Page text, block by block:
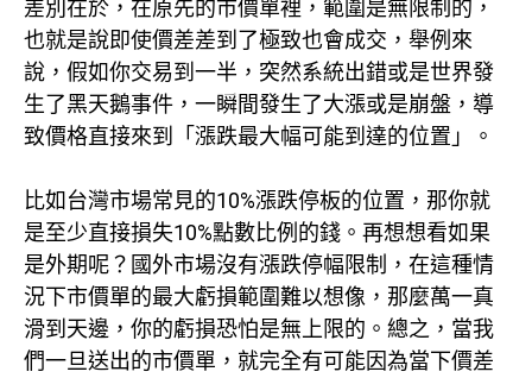
差別在於，在原先的市價單裡，範圍是無限制的，
也就是說即使價差差到了極致也會成交，舉例來
說，假如你交易到一半，突然系統出錯或是世界發
生了黑天鵝事件，一瞬間發生了大漲或是崩盤，導
致價格直接來到「漲跌最大幅可能到達的位置」。
比如台灣市場常見的10%漲跌停板的位置，那你就
是至少直接損失10%點數比例的錢。再想想看如果
是外期呢？國外市場沒有漲跌停幅限制，在這種情
況下市價單的最大虧損範圍難以想像，那麼萬一真
滑到天邊，你的虧損恐怕是無上限的。總之，當我
們一旦送出的市價單，就完全有可能因為當下價差